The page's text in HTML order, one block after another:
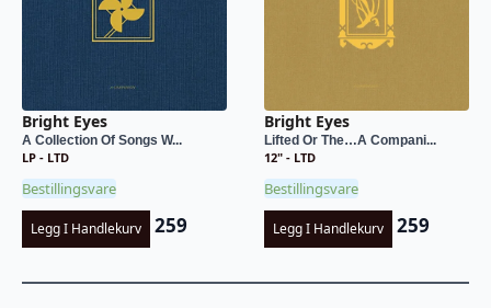
Bright Eyes
A Collection Of Songs W...
LP - LTD
Bestillingsvare
Legg I Handlekurv 259
Bright Eyes
Lifted Or The…A Compani...
12" - LTD
Bestillingsvare
Legg I Handlekurv 259